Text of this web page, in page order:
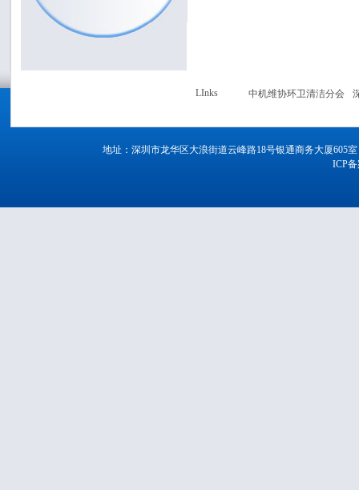
LInks 中机维协环卫清洁分会
地址：深圳市龙华区大浪街道云峰路18号银通商务大厦605室
ICP